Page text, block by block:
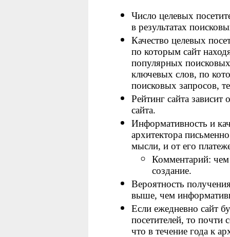
Число целевых
в результатах
Качество целевых
по которым сайт
популярных
ключевых слов, по
поисковых запросов,
Рейтинг сайта зависит
сайта.
Информативность и
архитектора
мысли, и от его
Комментарий: чем
создание.
Вероятность
выше, чем
Если ежедневно сайт
посетителей, то
что в течение года к